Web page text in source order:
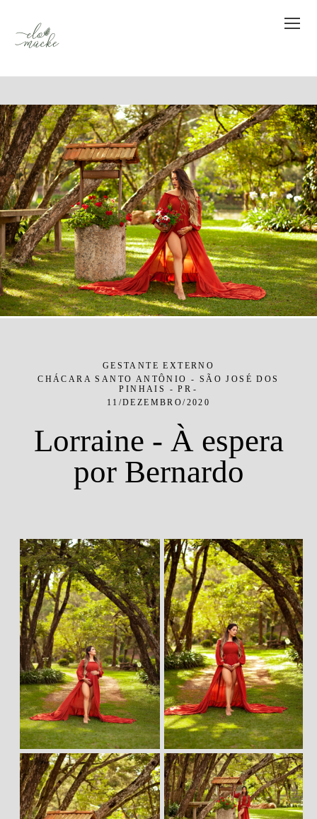
GESTANTE EXTERNO
CHÁCARA SANTO ANTÔNIO - SÃO JOSÉ DOS
PINHAIS - PR
11/DEZEMBRO/2020
Lorraine - À espera
por Bernardo